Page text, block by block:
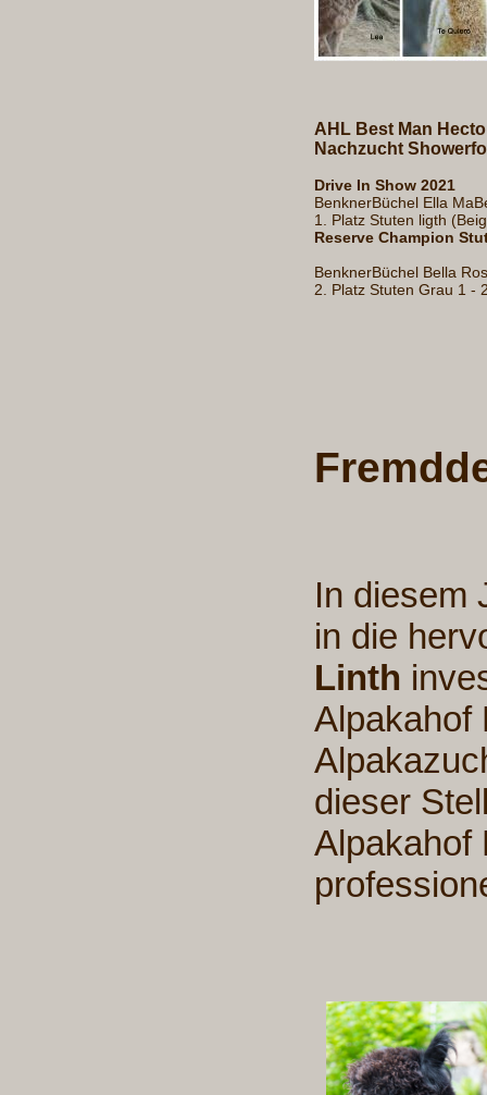
AHL Best Man
Nachzucht
Drive In Show 2021
BenknerBüchel Ella
1. Platz Stuten ligth
Reserve Champion
BenknerBüchel Bella
2. Platz Stuten Grau 1 -
In diesem
in die
Linth
Alpakahof
dieser
Alpakahof